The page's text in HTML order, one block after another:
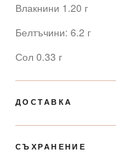
Влакнини 1.20 г
Белтъчини: 6.2 г
Сол 0.33 г
ДОСТАВКА
СЪХРАНЕНИЕ